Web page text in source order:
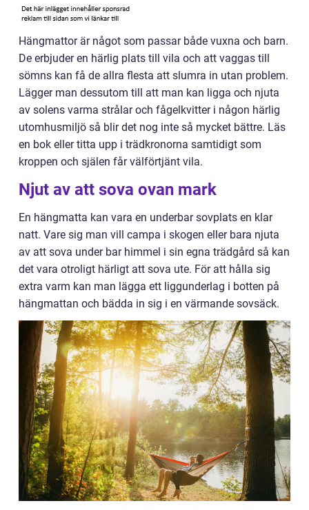
Hängmattor är något som passar både vuxna och barn.
De erbjuder en härlig plats till vila och att vaggas till
sömns kan få de allra flesta att slumra in utan problem.
Lägger man dessutom till att man kan ligga och njuta
av solens varma strålar och fågelkvitter i någon härlig
utomhusmiljö så blir det nog inte så mycket bättre. Läs
en bok eller titta upp i trädkronorna samtidigt som
kroppen och själen får välförtjänt vila.
Njut av att sova ovan mark
En hängmatta kan vara en underbar sovplats en klar
natt. Vare sig man vill campa i skogen eller bara njuta
av att sova under bar himmel i sin egna trädgård så kan
det vara otroligt härligt att sova ute. För att hålla sig
extra varm kan man lägga ett liggunderlag i botten på
hängmattan och bädda in sig i en värmande sovsäck.